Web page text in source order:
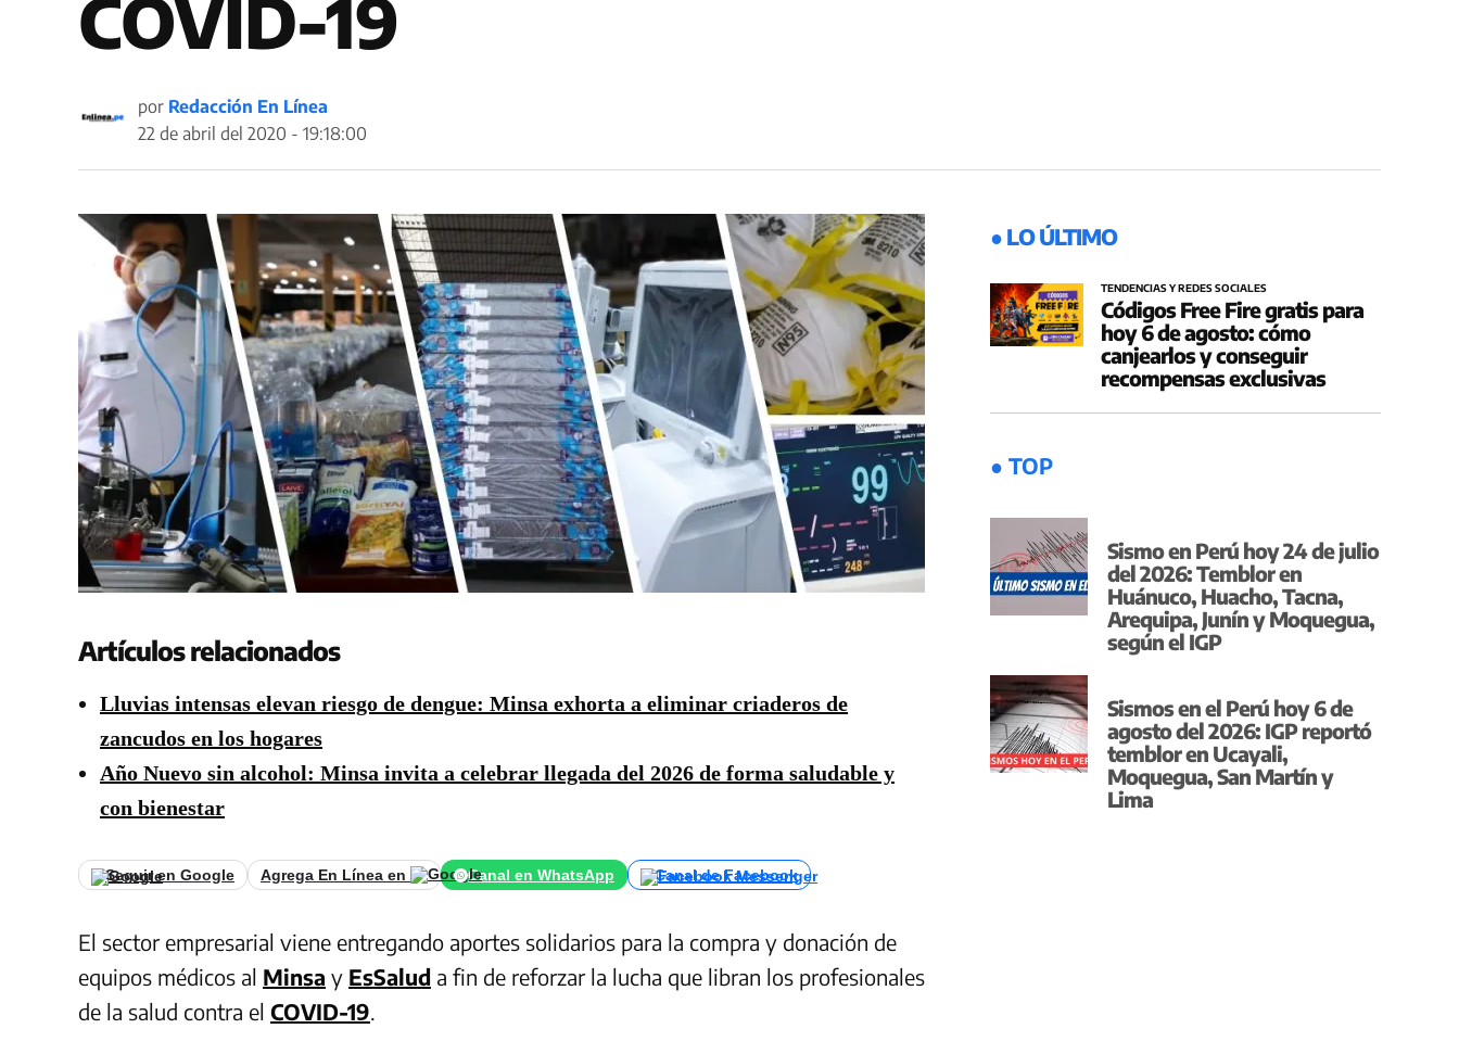
COVID-19
por Redacción En Línea
22 de abril del 2020 - 19:18:00
Artículos relacionados
Lluvias intensas elevan riesgo de dengue: Minsa exhorta a eliminar criaderos de
zancudos en los hogares
Año Nuevo sin alcohol: Minsa invita a celebrar llegada del 2026 de forma saludable y
con bienestar
Seguir en Google Agrega En Línea en Canal en WhatsApp Canal de Facebook
El sector empresarial viene entregando aportes solidarios para la compra y donación de
equipos médicos al Minsa y EsSalud a fin de reforzar la lucha que libran los profesionales
de la salud contra el COVID-19.
● LO ÚLTIMO
TENDENCIAS Y REDES SOCIALES
Códigos Free Fire gratis para
hoy 6 de agosto: cómo
canjearlos y conseguir
recompensas exclusivas
● TOP
Sismo en Perú hoy 24 de julio
del 2026: Temblor en
Huánuco, Huacho, Tacna,
Arequipa, Junín y Moquegua,
según el IGP
Sismos en el Perú hoy 6 de
agosto del 2026: IGP reportó
temblor en Ucayali,
Moquegua, San Martín y
Lima